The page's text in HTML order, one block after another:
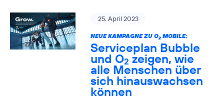
25. April 2023
NEUE KAMPAGNE ZU O2MOBILE:
Serviceplan Bubble
und O2 zeigen, wie
alle Menschen über
sich hinauswachsen
können